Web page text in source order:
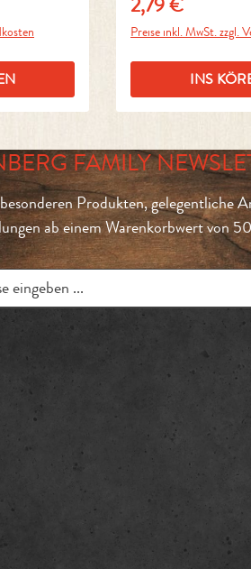
Regulärer Preis:
Preise inkl. MwSt. zzgl.
INS
FAMILY
Produkten, gelegentliche
ab einem Warenkorbwert von